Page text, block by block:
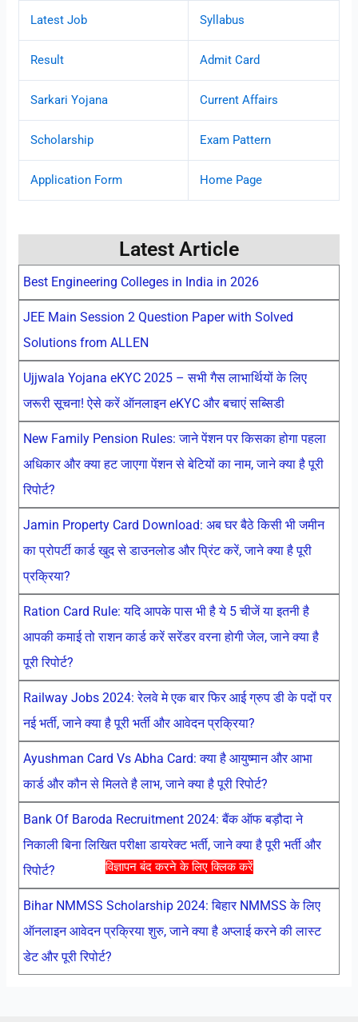
विज्ञापन बंद करने के लिए क्लिक करें
Latest Job Syllabus
Result Admit Card
Sarkari Yojana Current Affairs
Scholarship Exam Pattern
Application Form Home Page
Latest Article
Best Engineering Colleges in India in 2026
JEE Main Session 2 Question Paper with Solved
Solutions from ALLEN
Ujjwala Yojana eKYC 2025 – सभी गैस लाभार्थियों के लिए
जरूरी सूचना! ऐसे करें ऑनलाइन eKYC और बचाएं सब्सिडी
New Family Pension Rules: जाने पेंशन पर किसका होगा पहला
अधिकार और क्या हट जाएगा पेंशन से बेटियों का नाम, जाने क्या है पूरी
रिपोर्ट?
Jamin Property Card Download: अब घर बैठे किसी भी जमीन
का प्रोपर्टी कार्ड खुद से डाउनलोड और प्रिंट करें, जाने क्या है पूरी
प्रक्रिया?
Ration Card Rule: यदि आपके पास भी है ये 5 चीजें या इतनी है
आपकी कमाई तो राशन कार्ड करें सरेंडर वरना होगी जेल, जाने क्या है
पूरी रिपोर्ट?
Railway Jobs 2024: रेलवे मे एक बार फिर आई ग्रुप डी के पदों पर
नई भर्ती, जाने क्या है पूरी भर्ती और आवेदन प्रक्रिया?
Ayushman Card Vs Abha Card: क्या है आयुष्मान और आभा
कार्ड और कौन से मिलते है लाभ, जाने क्या है पूरी रिपोर्ट?
Bank Of Baroda Recruitment 2024: बैंक ऑफ बड़ौदा ने
निकाली बिना लिखित परीक्षा डायरेक्ट भर्ती, जाने क्या है पूरी भर्ती और
रिपोर्ट?
Bihar NMMSS Scholarship 2024: बिहार NMMSS के लिए
ऑनलाइन आवेदन प्रक्रिया शुरु, जाने क्या है अप्लाई करने की लास्ट
डेट और पूरी रिपोर्ट?